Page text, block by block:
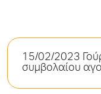
15/02/2023
συμβολαίου